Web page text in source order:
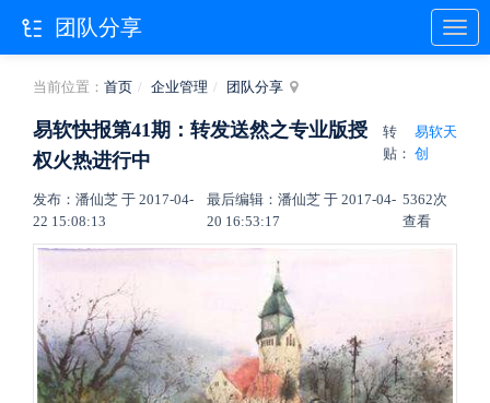
当前位置： 首页 企业管理 团队分享
易软快报第41期：转发送然之专业版授
权火热进行中
转
贴：
易软天
创
发布：潘仙芝 于 2017-04-
22 15:08:13
最后编辑：潘仙芝 于 2017-04-
20 16:53:17
5362次
查看
团队分享